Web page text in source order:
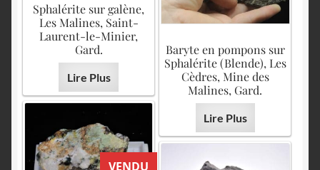
Sphalérite sur galène,
Les Malines, Saint-
Laurent-le-Minier,
Gard.
Lire Plus
Baryte en pompons sur
Sphalérite (Blende), Les
Cèdres, Mine des
Malines, Gard.
Lire Plus
VENDU